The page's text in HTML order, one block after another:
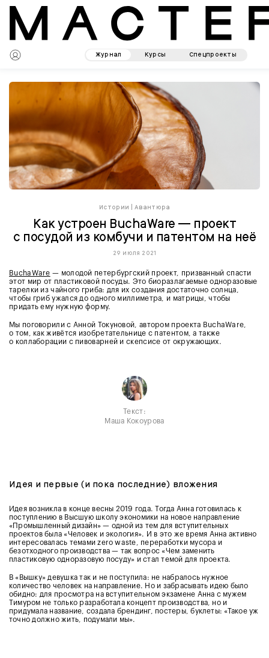
Журнал Курсы Спецпроекты
Истории |Авантюра
Как устроен BuchaWare — проект
с посудой из комбучи и патентом на неё
29 июля 2021
BuchaWare — молодой петербургский проект, призванный спасти
этот мир от пластиковой посуды. Это биоразлагаемые одноразовые
тарелки из чайного гриба: для их создания достаточно солнца,
чтобы гриб ужался до одного миллиметра, и матрицы, чтобы
придать ему нужную форму.
Мы поговорили с Анной Токуновой, автором проекта BuchaWare,
о том, как живётся изобретательнице с патентом, а также
о коллаборации с пивоварней и скепсисе от окружающих.
Текст:
Маша Кокоурова
Идея и первые (и пока последние) вложения
Идея возникла в конце весны 2019 года. Тогда Анна готовилась к
поступлению в Высшую школу экономики на новое направление
«Промышленный дизайн» — одной из тем для вступительных
проектов была «Человек и экология». И в это же время Анна активно
интересовалась темами zero waste, переработки мусора и
безотходного производства — так вопрос «Чем заменить
пластиковую одноразовую посуду» и стал темой для проекта.
В «Вышку» девушка так и не поступила: не набралось нужное
количество человек на направление. Но и забрасывать идею было
обидно: для просмотра на вступительном экзамене Анна с мужем
Тимуром не только разработала концепт производства, но и
придумала название, создала брендинг, постеры, буклеты: «Такое уж
точно должно жить, подумали мы».